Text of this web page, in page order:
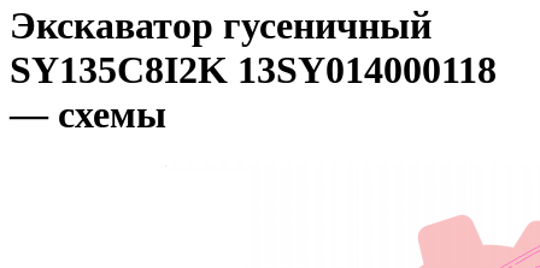
Экскаватор гусеничный
SY135C8I2K 13SY014000118
— схемы